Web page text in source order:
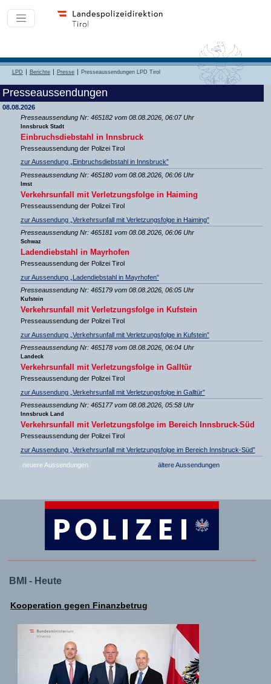
LPD Berichte Presse Presseaussendungen LPD Tirol
Presseaussendungen
08.08.2026
Presseaussendung Nr: 465182 vom 08.08.2026, 06:07 Uhr
Innsbruck Stadt
Einbruchsdiebstahl in Innsbruck
Presseaussendung der Polizei Tirol
zur Aussendung „Einbruchsdiebstahl in Innsbruck”
Presseaussendung Nr: 465180 vom 08.08.2026, 06:06 Uhr
Imst
Verkehrsunfall mit Verletzungsfolge in Haiming
Presseaussendung der Polizei Tirol
zur Aussendung „Verkehrsunfall mit Verletzungsfolge in Haiming”
Presseaussendung Nr: 465181 vom 08.08.2026, 06:06 Uhr
Schwaz
Ladendiebstahl in Mayrhofen
Presseaussendung der Polizei Tirol
zur Aussendung „Ladendiebstahl in Mayrhofen”
Presseaussendung Nr: 465179 vom 08.08.2026, 06:05 Uhr
Kufstein
Verkehrsunfall mit Verletzungsfolge in Kufstein
Presseaussendung der Polizei Tirol
zur Aussendung „Verkehrsunfall mit Verletzungsfolge in Kufstein”
Presseaussendung Nr: 465178 vom 08.08.2026, 06:04 Uhr
Landeck
Verkehrsunfall mit Verletzungsfolge in Galltür
Presseaussendung der Polizei Tirol
zur Aussendung „Verkehrsunfall mit Verletzungsfolge in Galltür”
Presseaussendung Nr: 465177 vom 08.08.2026, 05:58 Uhr
Innsbruck Land
Verkehrsunfall mit Verletzungsfolge im Bereich Innsbruck-Süd
Presseaussendung der Polizei Tirol
zur Aussendung „Verkehrsunfall mit Verletzungsfolge im Bereich Innsbruck-Süd”
neuere Aussendungen ältere Aussendungen
BMI - Heute
Kooperation gegen Finanzbetrug